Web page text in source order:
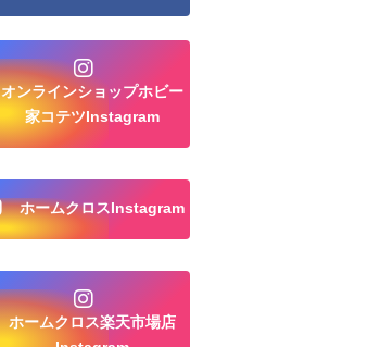
オンラインショップホビー
家コテツInstagram
ホームクロスInstagram
ホームクロス楽天市場店